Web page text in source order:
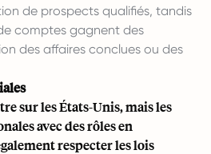
de prospects qualifiés, tandis
comptes gagnent des
des affaires conclues ou des
sur les États-Unis, mais les
avec des rôles en
respecter les lois